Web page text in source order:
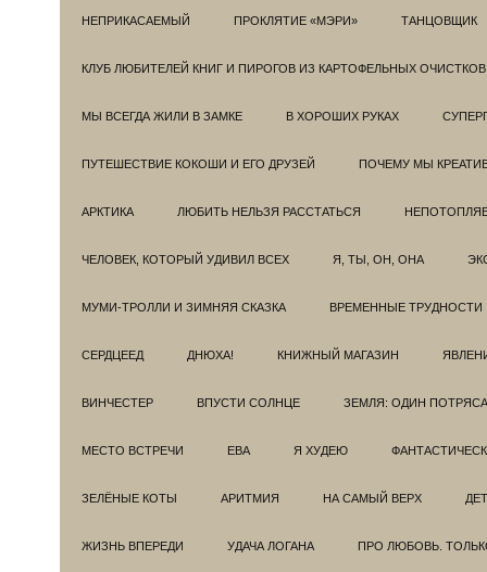
НЕПРИКАСАЕМЫЙ ПРОКЛЯТИЕ «МЭРИ» ТАНЦОВЩИК
КЛУБ ЛЮБИТЕЛЕЙ КНИГ И ПИРОГОВ ИЗ КАРТОФЕЛЬНЫХ ОЧИСТКОВ
МЫ ВСЕГДА ЖИЛИ В ЗАМКЕ В ХОРОШИХ РУКАХ
ПУТЕШЕСТВИЕ КОКОШИ И ЕГО ДРУЗЕЙ ПОЧЕМУ МЫ
АРКТИКА ЛЮБИТЬ НЕЛЬЗЯ РАССТАТЬСЯ
ЧЕЛОВЕК, КОТОРЫЙ УДИВИЛ ВСЕХ Я, ТЫ, ОН, ОНА
МУМИ-ТРОЛЛИ И ЗИМНЯЯ СКАЗКА ВРЕМЕННЫЕ ТРУДНОСТИ
СЕРДЦЕЕД ДНЮХА! КНИЖНЫЙ МАГАЗИН
ВИНЧЕСТЕР ВПУСТИ СОЛНЦЕ ЗЕМЛЯ: ОДИН
МЕСТО ВСТРЕЧИ ЕВА Я ХУДЕЮ
ЗЕЛЁНЫЕ КОТЫ АРИТМИЯ НА САМЫЙ ВЕРХ
ЖИЗНЬ ВПЕРЕДИ УДАЧА ЛОГАНА ПРО ЛЮБОВЬ.